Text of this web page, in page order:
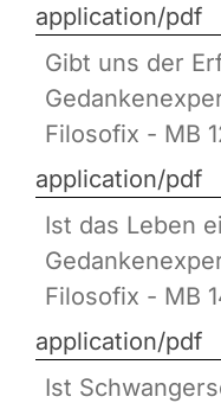
application/pdf
Gibt uns der
Filosofix - MB
application/pdf
Ist das Leben
Filosofix - MB
application/pdf
Ist